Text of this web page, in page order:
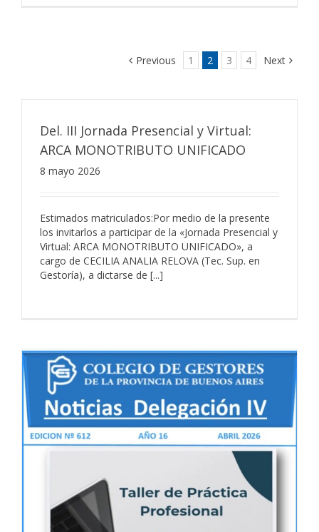
Previous 1 2 3 4 Next
Del. III Jornada Presencial y Virtual:
ARCA MONOTRIBUTO UNIFICADO
8 mayo 2026
Estimados matriculados:Por medio de la presente
los invitarlos a participar de la «Jornada Presencial y
Virtual: ARCA MONOTRIBUTO UNIFICADO», a
cargo de CECILIA ANALIA RELOVA (Tec. Sup. en
Gestoría), a dictarse de [...]